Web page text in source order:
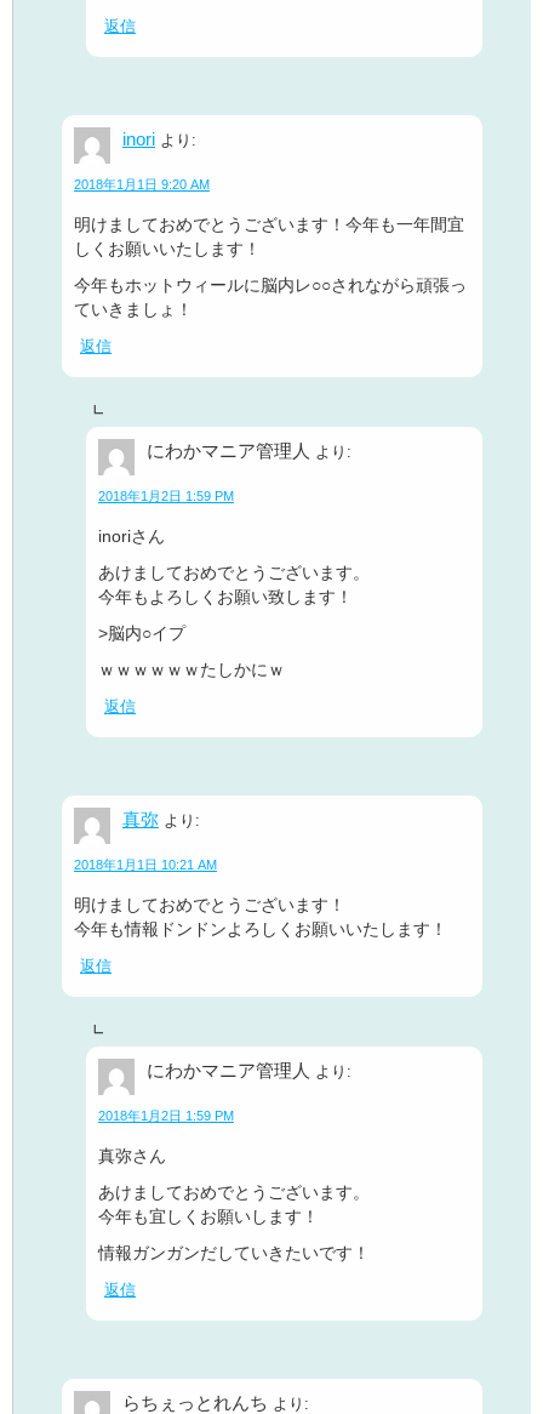
返信
inori より:
2018年1月1日 9:20 AM
明けましておめでとうございます！今年も一年間宜
しくお願いいたします！
今年もホットウィールに脳内レ○○されながら頑張っ
ていきましょ！
返信
にわかマニア管理人 より:
2018年1月2日 1:59 PM
inoriさん
あけましておめでとうございます。
今年もよろしくお願い致します！
>脳内○イプ
ｗｗｗｗｗｗたしかにｗ
返信
真弥 より:
2018年1月1日 10:21 AM
明けましておめでとうございます！
今年も情報ドンドンよろしくお願いいたします！
返信
にわかマニア管理人 より:
2018年1月2日 1:59 PM
真弥さん
あけましておめでとうございます。
今年も宜しくお願いします！
情報ガンガンだしていきたいです！
返信
らちぇっとれんち より: